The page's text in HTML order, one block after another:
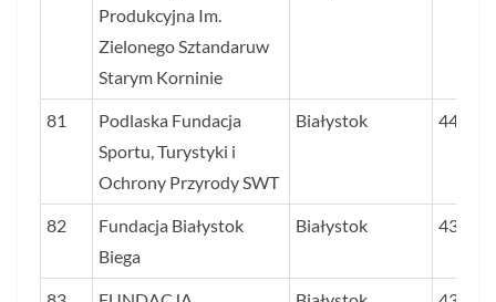
Produkcyjna Im.
Zielonego Sztandaruw
Starym Korninie
81
Podlaska Fundacja
Sportu, Turystyki i
Ochrony Przyrody SWT
Białystok 44,4
82
Fundacja Białystok
Biega
Białystok 43,9